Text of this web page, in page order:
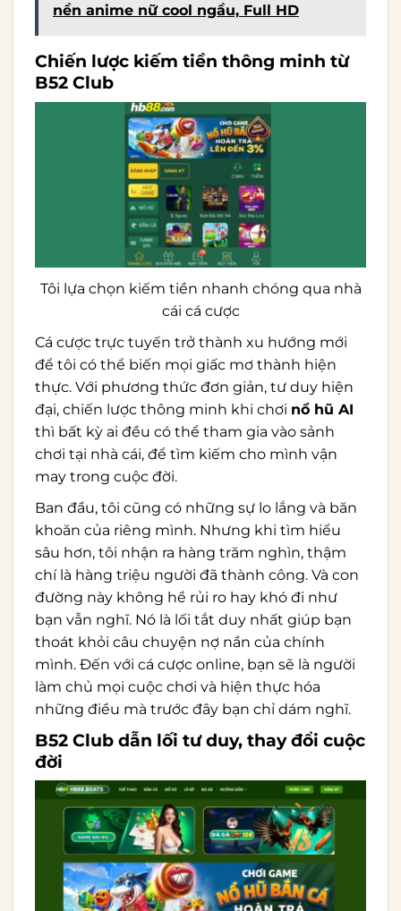
nền anime nữ cool ngầu, Full HD
Chiến lược kiếm tiền thông minh từ
B52 Club
Tôi lựa chọn kiếm tiền nhanh chóng qua nhà
cái cá cược
Cá cược trực tuyến trở thành xu hướng mới
để tôi có thể biến mọi giấc mơ thành hiện
thực. Với phương thức đơn giản, tư duy hiện
đại, chiến lược thông minh khi chơi nổ hũ AI
thì bất kỳ ai đều có thể tham gia vào sảnh
chơi tại nhà cái, để tìm kiếm cho mình vận
may trong cuộc đời.
Ban đầu, tôi cũng có những sự lo lắng và băn
khoăn của riêng mình. Nhưng khi tìm hiểu
sâu hơn, tôi nhận ra hàng trăm nghìn, thậm
chí là hàng triệu người đã thành công. Và con
đường này không hề rủi ro hay khó đi như
bạn vẫn nghĩ. Nó là lối tắt duy nhất giúp bạn
thoát khỏi câu chuyện nợ nần của chính
mình. Đến với cá cược online, bạn sẽ là người
làm chủ mọi cuộc chơi và hiện thực hóa
những điều mà trước đây bạn chỉ dám nghĩ.
B52 Club dẫn lối tư duy, thay đổi cuộc
đời